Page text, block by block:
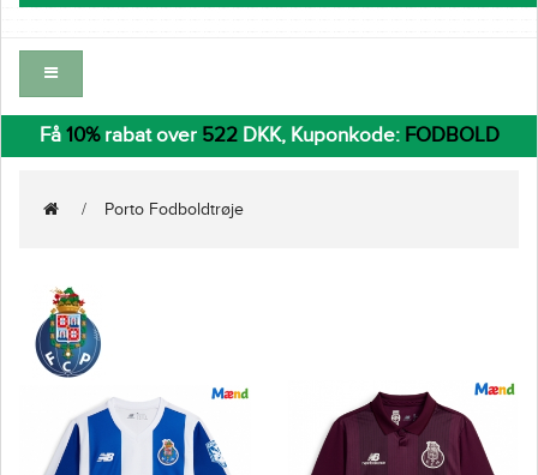
Få 10%rabat over 522DKK, Kuponkode: FODBOLD
Porto Fodboldtrøje